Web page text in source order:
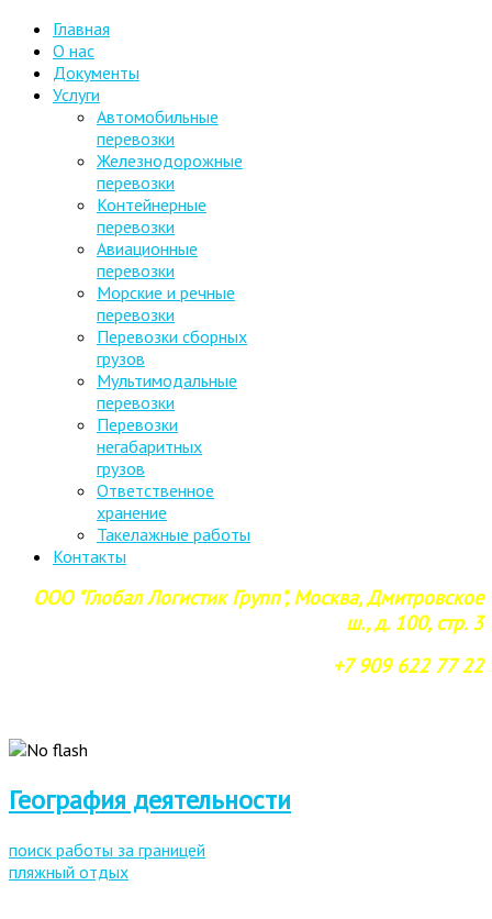
Главная
О нас
Документы
Услуги
Автомобильные
перевозки
Железнодорожные
перевозки
Контейнерные
перевозки
Авиационные
перевозки
Морские и речные
перевозки
Перевозки сборных
грузов
Мультимодальные
перевозки
Перевозки
негабаритных
грузов
Ответственное
хранение
Такелажные работы
Контакты
ООО "Глобал Логистик Групп", Москва, Дмитровское
ш., д. 100, стр. 3
+7 909 622 77 22
География деятельности
поиск работы за границей
пляжный отдых